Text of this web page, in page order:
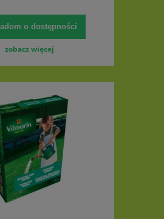
o dostępności
zobacz więcej